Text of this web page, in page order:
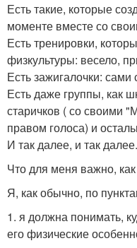
Есть такие, которые
моменте вместе со
Есть тренировки,
физкультуры: весело,
Есть зажигалочки: сами
Есть даже группы, как
старичков ( со своими
правом голоса) и
И так далее, и так далее.
Что для меня важно,
Я, как обычно, по
1. я должна понимать,
его физические